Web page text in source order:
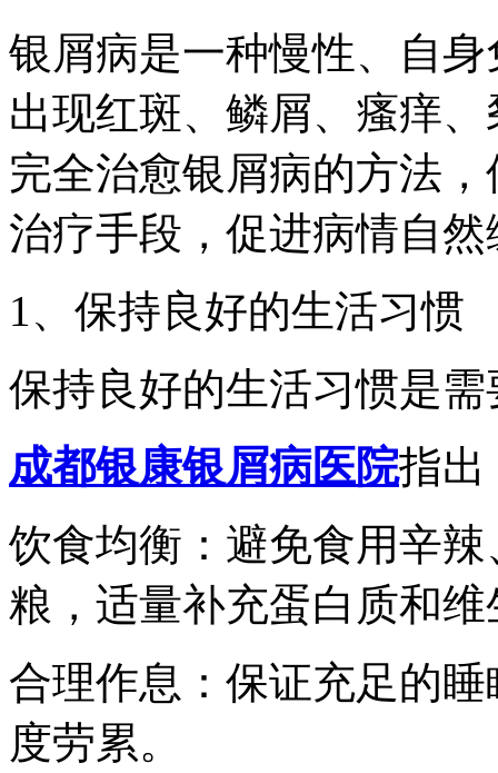
银屑病是一种慢性、自
出现红斑、鳞屑、瘙痒
完全治愈银屑病的方法
治疗手段，促进病情自
1、保持良好的生活习惯
保持良好的生活习惯是
成都银康银屑病医院指出
饮食均衡：避免食用辛
粮，适量补充蛋白质和维
合理作息：保证充足的
度劳累。